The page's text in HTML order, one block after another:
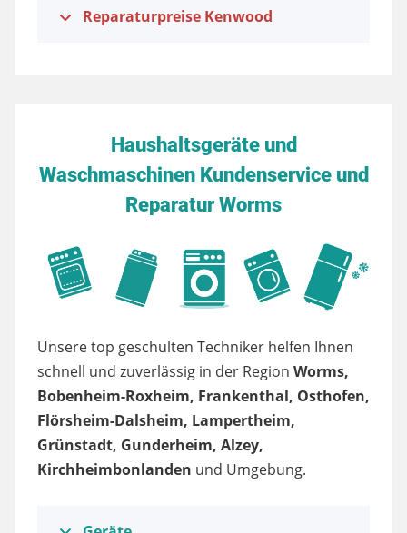
Reparaturpreise Kenwood
Haushaltsgeräte und
Waschmaschinen Kundenservice und
Reparatur Worms
Unsere top geschulten Techniker helfen Ihnen
schnell und zuverlässig in der Region Worms,
Bobenheim-Roxheim, Frankenthal, Osthofen,
Flörsheim-Dalsheim, Lampertheim,
Grünstadt, Gunderheim, Alzey,
Kirchheimbonlanden und Umgebung.